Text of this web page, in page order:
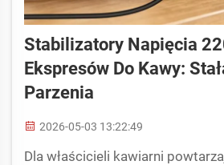
Stabilizatory Napięcia
Ekspresów Do Kawy:
Parzenia
2026-05-03 13:22:49
Dla właścicieli kawiarni